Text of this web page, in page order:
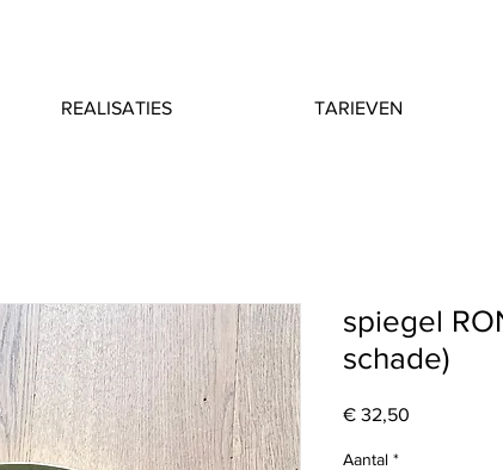
REALISATIES TARIEVEN
spiegel
schade)
€ 32,50
Aantal *